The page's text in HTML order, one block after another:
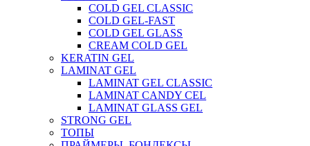
COLD GEL CLASSIC
COLD GEL-FAST
COLD GEL GLASS
CREAM COLD GEL
KERATIN GEL
LAMINAT GEL
LAMINAT GEL CLASSIС
LAMINAT CANDY CEL
LAMINAT GLASS GEL
STRONG GEL
ТОПЫ